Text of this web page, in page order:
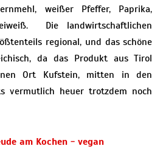
weißer Pfeffer, Paprika,
Die landwirtschaftlichen
regional, und das schöne
da das Produkt aus Tirol
Ort Kufstein, mitten in den
vermutlich heuer trotzdem noch